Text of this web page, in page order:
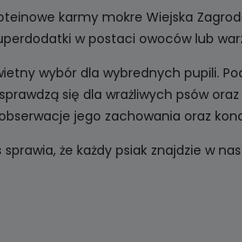
karmy mokre Wiejska
w postaci owoców lub
wybór dla wybrednych pupili.
się dla wrażliwych psów
jego zachowania oraz
sprawia, że każdy psiak znajdzie w